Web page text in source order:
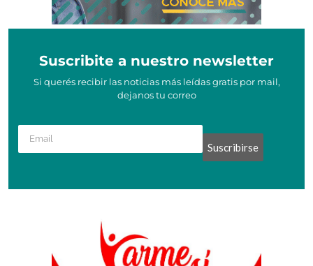
Suscribite a nuestro newsletter
Si querés recibir las noticias más leídas gratis por mail,
dejanos tu correo
Suscribirse